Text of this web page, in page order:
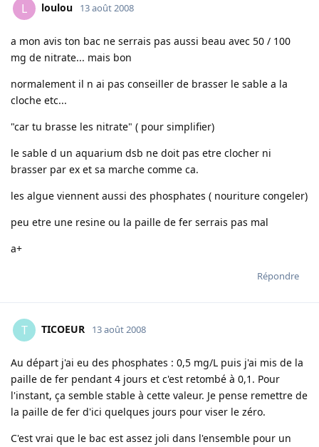
L loulou 13 août 2008
a mon avis ton bac ne serrais pas aussi beau avec 50 / 100
mg de nitrate... mais bon
normalement il n ai pas conseiller de brasser le sable a la
cloche etc...
"car tu brasse les nitrate" ( pour simplifier)
le sable d un aquarium dsb ne doit pas etre clocher ni
brasser par ex et sa marche comme ca.
les algue viennent aussi des phosphates ( nouriture congeler)
peu etre une resine ou la paille de fer serrais pas mal
a+
Répondre
T TICOEUR 13 août 2008
Au départ j'ai eu des phosphates : 0,5 mg/L puis j'ai mis de la
paille de fer pendant 4 jours et c'est retombé à 0,1. Pour
l'instant, ça semble stable à cette valeur. Je pense remettre de
la paille de fer d'ici quelques jours pour viser le zéro.
C'est vrai que le bac est assez joli dans l'ensemble pour un